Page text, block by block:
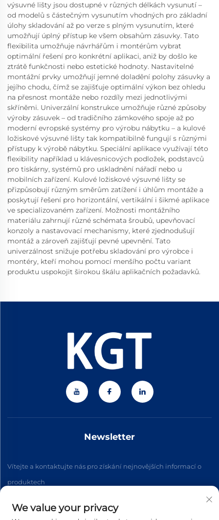
výsuvné lišty jsou dostupné v různých délkách vysunutí –
od modelů s částečným vysunutím vhodných pro základní
úlohy skladování až po verze s plným vysunutím, které
umožňují úplný přístup ke všem obsahům zásuvky. Tato
flexibilita umožňuje návrhářům i montérům vybrat
optimální řešení pro konkrétní aplikaci, aniž by došlo ke
ztrátě funkčnosti nebo estetické hodnoty. Nastavitelné
montážní prvky umožňují jemné doladění polohy zásuvky a
jejího chodu, čímž se zajišťuje optimální výkon bez ohledu
na přesnost montáže nebo rozdíly mezi jednotlivými
skříněmi. Univerzální konstrukce umožňuje různé způsoby
výroby zásuvek – od tradičního zámkového spoje až po
moderní evropské systémy pro výrobu nábytku – a kulové
ložiskové výsuvné lišty tak kompatibilně fungují s různými
přístupy k výrobě nábytku. Speciální aplikace využívají této
flexibility například u klávesnicových podložek, podstavců
pro tiskárny, systémů pro uskladnění nářadí nebo u
mobilních zařízení. Kulové ložiskové výsuvné lišty se
přizpůsobují různým směrům zatížení i úhlům montáže a
poskytují řešení pro horizontální, vertikální i šikmé aplikace
ve specializovaném zařízení. Možnosti montážního
materiálu zahrnují různé schémata šroubů, upevňovací
konzoly a nastavovací mechanismy, které zjednodušují
montáž a zároveň zajišťují pevné upevnění. Tato
univerzálnost snižuje potřebu skladování pro výrobce i
montéry, kteří mohou pomocí menšího počtu variant
produktu uspokojit širokou škálu aplikačních požadavků.
Newsletter
Vítejte a kontaktujte nás pro získání nejnovějších informací o
produktech
Přihlásit se k odběru
We value your privacy